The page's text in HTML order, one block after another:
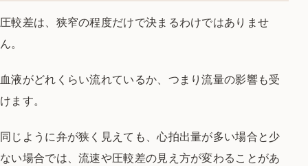
圧較差は、狭窄の程度だけで決まるわけではありませ
ん。
血液がどれくらい流れているか、つまり流量の影響も受
けます。
同じように弁が狭く見えても、心拍出量が多い場合と少
ない場合では、流速や圧較差の見え方が変わることがあ